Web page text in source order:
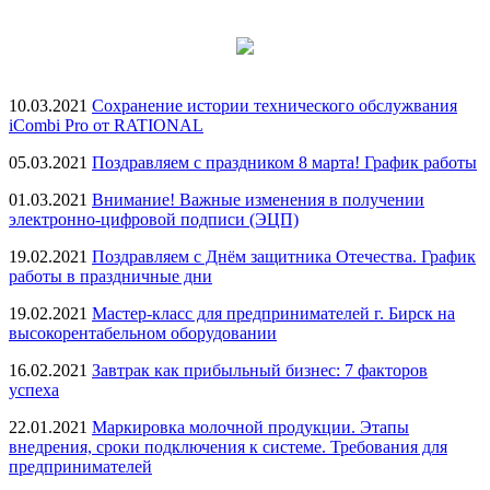
10.03.2021 Сохранение истории технического обслужвания
iCombi Pro от RATIONAL
05.03.2021 Поздравляем с праздником 8 марта! График работы
01.03.2021 Внимание! Важные изменения в получении
электронно-цифровой подписи (ЭЦП)
19.02.2021 Поздравляем с Днём защитника Отечества. График
работы в праздничные дни
19.02.2021 Мастер-класс для предпринимателей г. Бирск на
высокорентабельном оборудовании
16.02.2021 Завтрак как прибыльный бизнес: 7 факторов
успеха
22.01.2021 Маркировка молочной продукции. Этапы
внедрения, сроки подключения к системе. Требования для
предпринимателей